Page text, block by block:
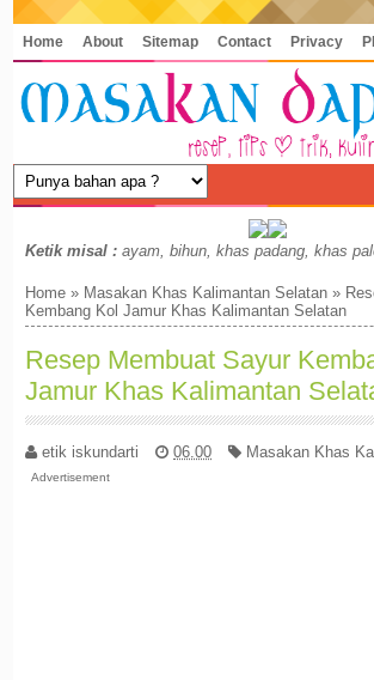
Home About Sitemap Contact Privacy
Ketik misal : ayam, bihun, khas padang, khas
Home » Masakan Khas Kalimantan Selatan »
Kembang Kol Jamur Khas Kalimantan Selatan
Resep Membuat Sayur
Jamur Khas Kalimantan
etik iskundarti 06.00 Masakan Khas
Advertisement